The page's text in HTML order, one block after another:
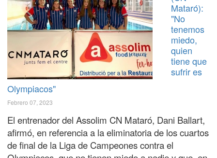
Mataró):
"No
tenemos
miedo,
quien
tiene que
sufrir es
Olympiacos"
Febrero 07, 2023
El entrenador del Assolim CN Mataró, Dani Ballart,
afirmó, en referencia a la eliminatoria de los cuartos
de final de la Liga de Campeones contra el